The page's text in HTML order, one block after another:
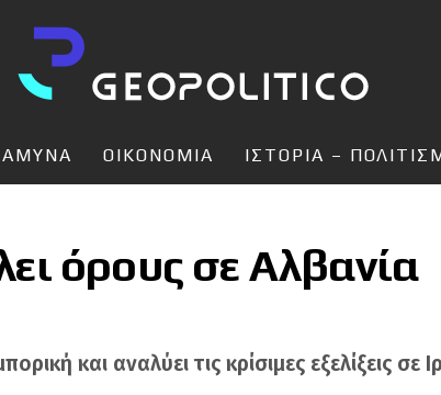
ΑΜΥΝΑ ΟΙΚΟΝΟΜΙΑ ΙΣΤΟΡΙΑ –
όρους σε Αλβανία
και αναλύει τις κρίσιμες εξελίξεις σε